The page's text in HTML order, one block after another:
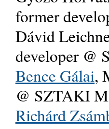
former
Dávid
developer @
Bence Gálai,
@ SZTAKI
Richárd